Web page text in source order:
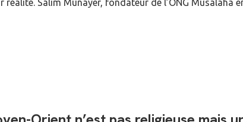
réalité. Salim Munayer, fondateur de l’ONG Musalaha